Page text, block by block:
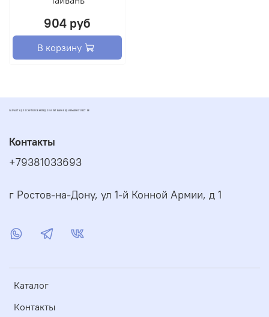
904 руб
В корзину
ЗАПЧАСТИ ДЛЯ СКУТЕРОВ МОПЕДОВ И ПИТБАЙКОВ ДИОМАРКЕТ РОСТОВ
Каталог
Контакты
Контакты
+79381033693
г Ростов-на-Дону, ул 1-й Конной Армии, д 1